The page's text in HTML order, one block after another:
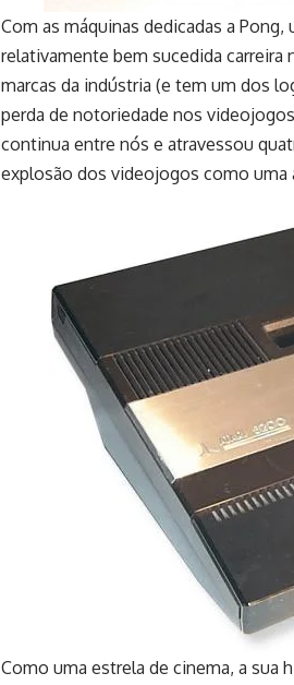
Com as máquinas dedicadas a
relativamente bem sucedida carreira
marcas da indústria (e tem um dos
perda de notoriedade nos
continua entre nós e atravessou
explosão dos videojogos como
Como uma estrela de cinema, a sua